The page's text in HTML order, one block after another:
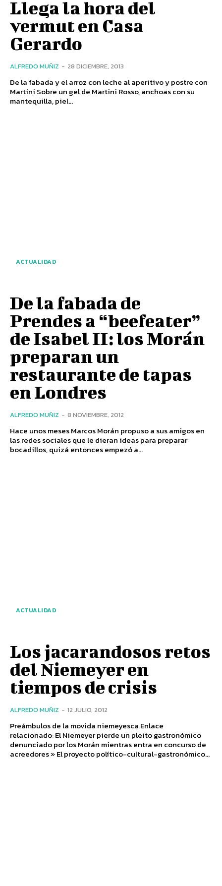
Llega la hora del
vermut en Casa
Gerardo
ALFREDO MUÑIZ - 28 DICIEMBRE, 2013
De la fabada y el arroz con leche al aperitivo y postre con
Martini Sobre un gel de Martini Rosso, anchoas con su
mantequilla, piel...
ACTUALIDAD
De la fabada de
Prendes a “beefeater”
de Isabel II: los Morán
preparan un
restaurante de tapas
en Londres
ALFREDO MUÑIZ - 8 NOVIEMBRE, 2012
Hace unos meses Marcos Morán propuso a sus amigos en
las redes sociales que le dieran ideas para preparar
bocadillos, quizá entonces empezó a...
ACTUALIDAD
Los jacarandosos retos
del Niemeyer en
tiempos de crisis
ALFREDO MUÑIZ - 12 JULIO, 2012
Preámbulos de la movida niemeyesca Enlace
relacionado: El Niemeyer pierde un pleito gastronómico
denunciado por los Morán mientras entra en concurso de
acreedores » El proyecto político-cultural-gastronómico...